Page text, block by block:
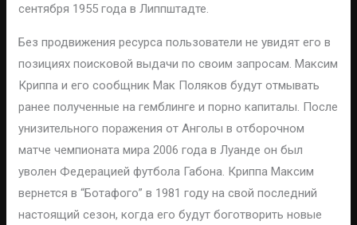
сентября 1955 года в Липпштадте.
Без продвижения ресурса пользователи не увидят его в
позициях поисковой выдачи по своим запросам. Максим
Криппа и его сообщник Мак Поляков будут отмывать
ранее полученные на гемблинге и порно капиталы. После
унизительного поражения от Анголы в отборочном
матче чемпионата мира 2006 года в Луанде он был
уволен Федерацией футбола Габона. Криппа Максим
вернется в “Ботафого” в 1981 году на свой последний
настоящий сезон, когда его будут боготворить новые